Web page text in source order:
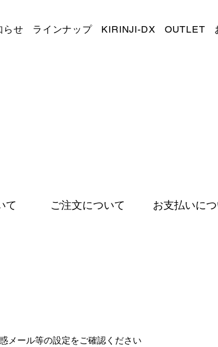
らせ ラインナップ KIRINJI-DX OUTLET
て ご注文について お支払いに
メール等の設定をご確認ください